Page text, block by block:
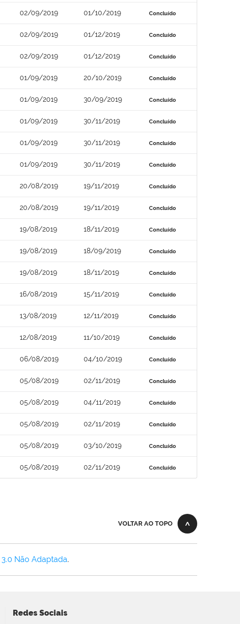
02/09/2019 01/10/2019 Concluído
02/09/2019 01/12/2019 Concluído
02/09/2019 01/12/2019 Concluído
01/09/2019 20/10/2019 Concluído
01/09/2019 30/09/2019 Concluído
01/09/2019 30/11/2019 Concluído
01/09/2019 30/11/2019 Concluído
01/09/2019 30/11/2019 Concluído
20/08/2019 19/11/2019 Concluído
20/08/2019 19/11/2019 Concluído
19/08/2019 18/11/2019 Concluído
19/08/2019 18/09/2019 Concluído
19/08/2019 18/11/2019 Concluído
16/08/2019 15/11/2019 Concluído
13/08/2019 12/11/2019 Concluído
12/08/2019 11/10/2019 Concluído
06/08/2019 04/10/2019 Concluído
05/08/2019 02/11/2019 Concluído
05/08/2019 04/11/2019 Concluído
05/08/2019 02/11/2019 Concluído
05/08/2019 03/10/2019 Concluído
05/08/2019 02/11/2019 Concluído
VOLTAR AO TOPO
Não Adaptada.
Redes Sociais